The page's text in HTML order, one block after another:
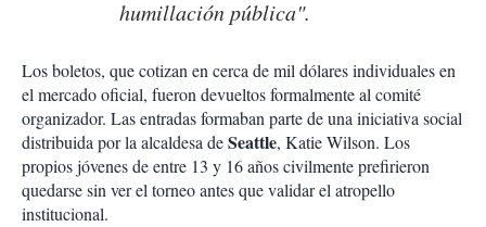
humillación pública".
Los boletos, que cotizan en cerca de mil dólares individuales en
el mercado oficial, fueron devueltos formalmente al comité
organizador. Las entradas formaban parte de una iniciativa social
distribuida por la alcaldesa deSeattle, Katie Wilson. Los
propios jóvenes de entre 13 y 16 años civilmente prefirieron
quedarse sin ver el torneo antes que validar el atropello
institucional.